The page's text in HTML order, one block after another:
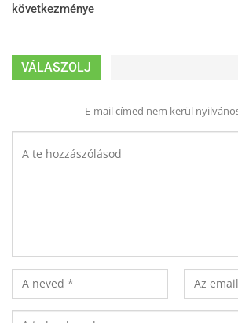
következménye
VÁLASZOLJ
E-mail címed nem kerül